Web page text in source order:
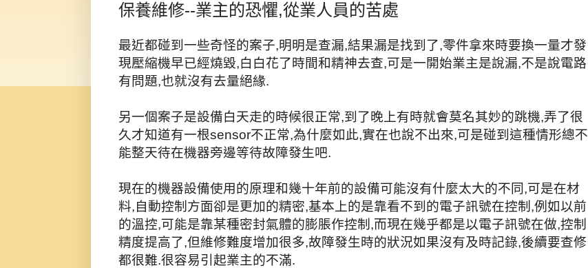
保養維修--業主的恐懼,從業人員的苦處
最近都碰到一些奇怪的案子,明明是查漏,結果漏是找到了,零件拿來時要換一量才發
現壓縮機早已經燒毀,白白花了時間和精神去查,可是一開始業主是說漏,不是說電路
有問題,也就沒有去量絕緣.
另一個案子是設備白天走的時候很正常,到了晚上有時就會莫名其妙的跳機,弄了很
久才知道有一根sensor不正常,為什麼如此,實在也說不出來,可是碰到這種情形總不
能整天待在機器旁邊等待故障發生吧.
現在的機器設備使用的原理和幾十年前的設備可能沒有什麼太大的不同,可是在材
料,自動控制方面卻是更加的精密,基本上的是靠看不到的電子訊號在控制,例如以前
的溫控,可能是靠某種密封氣體的膨脹作控制,而現在幾乎都是以電子訊號在做,控制
精度提高了,但維修難度增加很多,故障發生時的狀況如果沒有及時記錄,後續要查修
都很難.很容易引起業主的不滿.